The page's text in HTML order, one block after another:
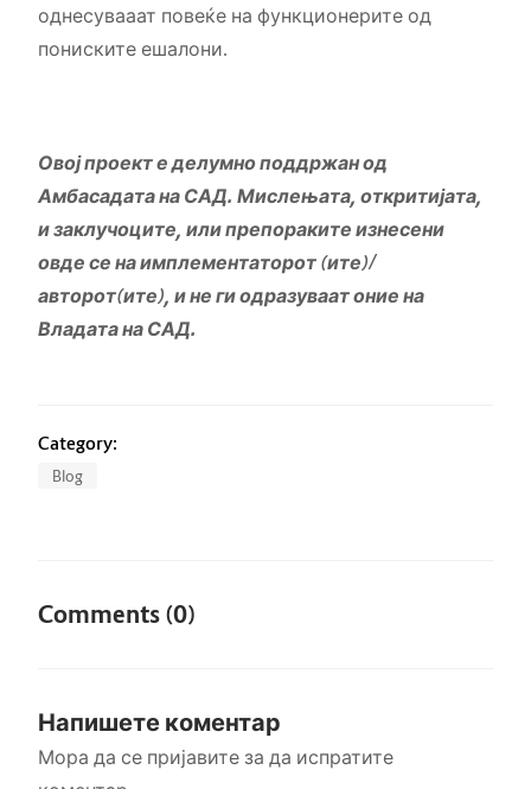
однесувааат повеќе на функционерите од
пониските ешалони.
Овој проект е делумно поддржан од
Амбасадата на САД. Мислењата, откритијата,
и заклучоците, или препораките изнесени
овде се на имплементаторот (ите)/
авторот(ите), и не ги одразуваат оние на
Владата на САД.
Category:
Blog
Comments (0)
Напишете коментар
Мора да се пријавите за да испратите